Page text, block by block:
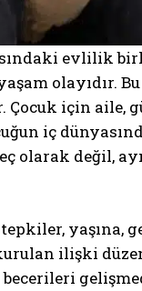
evlilik
olayıdır.
Çocuk için
iç
olarak değil,
yaşına,
ilişki